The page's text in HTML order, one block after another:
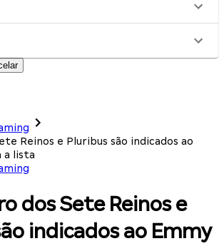
Reinos e Pluribus são indicados ao
a lista
dos Sete Reinos e
indicados ao Emmy